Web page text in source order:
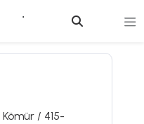
Kömür / 415-